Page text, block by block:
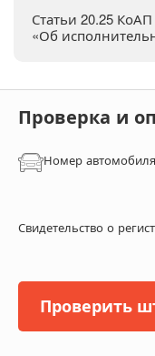
Статьи 20.25
«Об
Проверка и
Номер автомобиля
Свидетельство о
Проверить